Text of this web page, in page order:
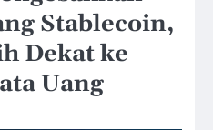
Stablecoin,
Dekat ke
Uang